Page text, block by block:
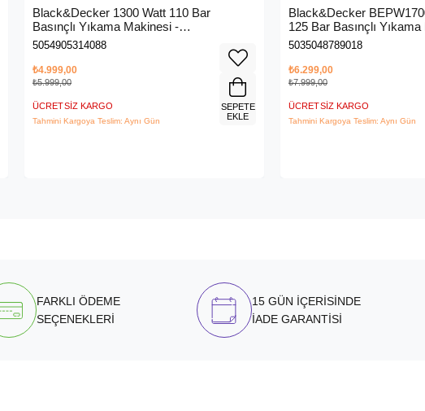
Black&Decker 1300 Watt 110 Bar
Basınçlı Yıkama Makinesi -
(BEPW1300L-QS)
5054905314088
₺4.999,00
₺5.999,00
ÜCRETSIZ KARGO
Tahmini Kargoya Teslim: Aynı Gün
SEPETE
EKLE
Black&Decker
125 Bar Basınçlı
5035048789018
₺6.299,00
₺7.999,00
ÜCRETSIZ KARGO
Tahmini Kargoya Teslim: Aynı Gün
FARKLI ÖDEME
SEÇENEKLERİ
15 GÜN İÇERİSİNDE
İADE GARANTİSİ